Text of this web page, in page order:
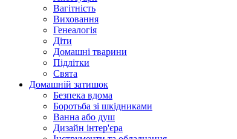
Вагітність
Виховання
Генеалогія
Діти
Домашні тварини
Підлітки
Свята
Домашній затишок
Безпека вдома
Боротьба зі шкідниками
Ванна або душ
Дизайн інтер'єра